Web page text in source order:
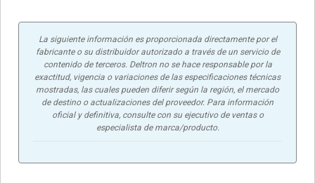
La siguiente información es proporcionada directamente por el
fabricante o su distribuidor autorizado a través de un servicio de
contenido de terceros. Deltron no se hace responsable por la
exactitud, vigencia o variaciones de las especificaciones técnicas
mostradas, las cuales pueden diferir según la región, el mercado
de destino o actualizaciones del proveedor. Para información
oficial y definitiva, consulte con su ejecutivo de ventas o
especialista de marca/producto.